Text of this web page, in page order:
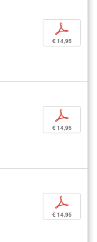
p
€ 14,95
p
€ 14,95
p
€ 14,95